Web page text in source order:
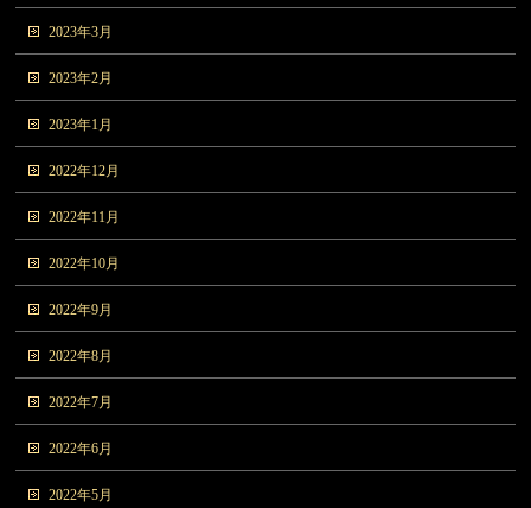
2023年3月
2023年2月
2023年1月
2022年12月
2022年11月
2022年10月
2022年9月
2022年8月
2022年7月
2022年6月
2022年5月